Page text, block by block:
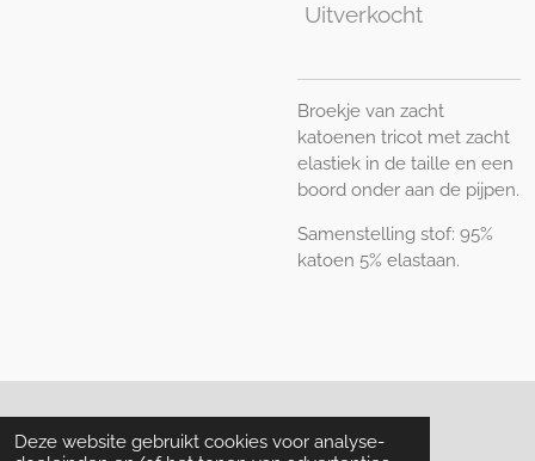
Deze website gebruikt cookies voor analyse-
Uitverkocht
Broekje van zacht
katoenen tricot met zacht
elastiek in de taille en een
boord onder aan de pijpen.
Samenstelling stof: 95%
katoen 5% elastaan.
Powered by JouwWeb